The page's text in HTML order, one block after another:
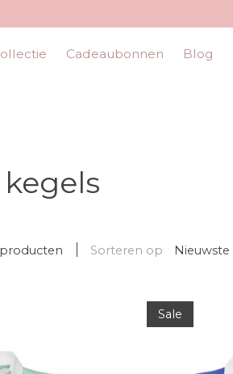
Cadeaubonnen Blog
Sorteren op
Sale